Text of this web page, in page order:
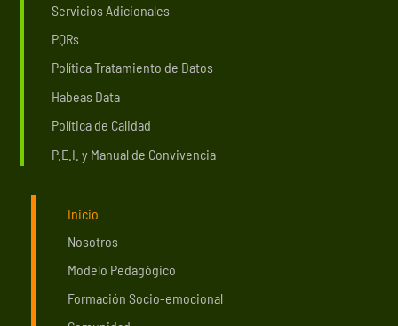
Servicios Adicionales
PQRs
Política Tratamiento de Datos
Habeas Data
Política de Calidad
P.E.I. y Manual de Convivencia
Inicio
Nosotros
Modelo Pedagógico
Formación Socio-emocional